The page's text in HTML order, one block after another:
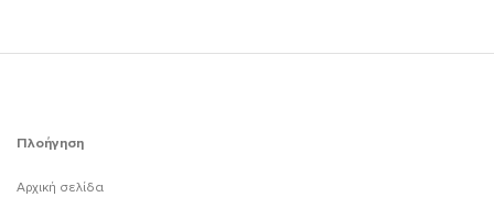
Πλοήγηση
Αρχική σελίδα